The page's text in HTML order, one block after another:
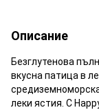
Описание
Безглутенова
вкусна патица в
леки ястия. С